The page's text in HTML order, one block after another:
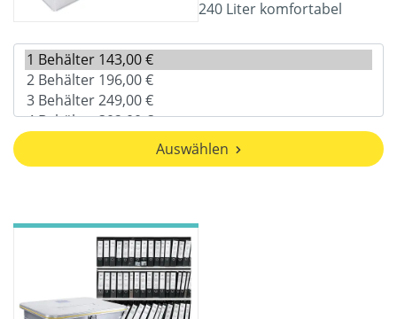
240 Liter komfortabel
Auswählen